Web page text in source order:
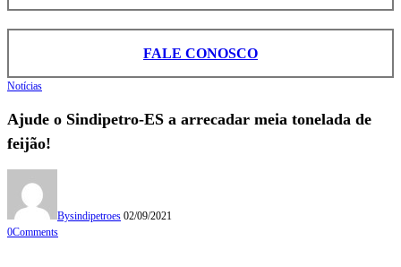
FALE CONOSCO
Notícias
Ajude o Sindipetro-ES a arrecadar meia tonelada de
feijão!
Bysindipetroes 02/09/2021
0Comments